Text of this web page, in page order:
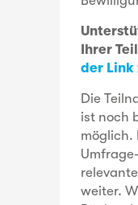
Ihrer
der Link
Die
ist noch
möglich.
weiter.